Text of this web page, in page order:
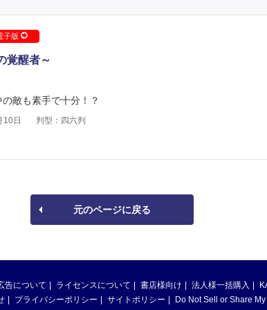
子版
覚醒者～
敵も素手で十分！？
10日 判型：四六判
元のページに戻る
告について ライセンスについて 書店様向け 法人様一括購入
プライバシーポリシー サイトポリシー
Do Not Sell or Share